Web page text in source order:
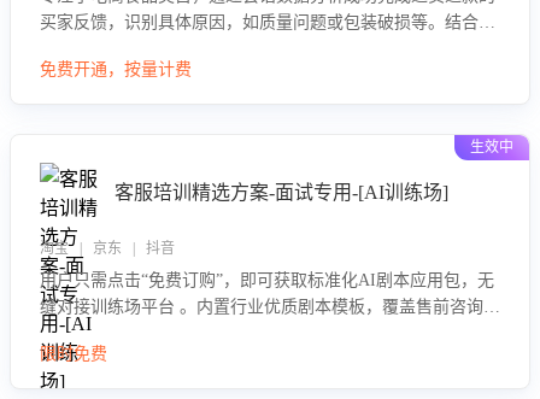
买家反馈，识别具体原因，如质量问题或包装破损等。结合AI
低退款率，提升售后效率。
免费开通，按量计费
生效中
客服培训精选方案-面试专用-[AI训练场]
淘宝 | 京东 | 抖音
用户只需点击“免费订购”，即可获取标准化AI剧本应用包，无
缝对接训练场平台 。内置行业优质剧本模板，覆盖售前咨询、
售后处理等全场景，消除复杂部署流程，节省90%的初始化时
间，助力企业快速启动智能客服训练
限时免费